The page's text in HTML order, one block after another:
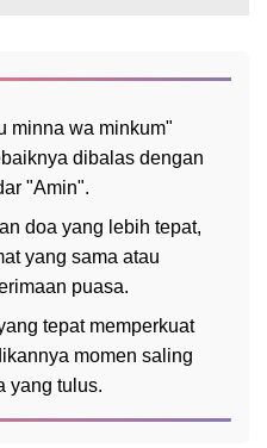
minna wa minkum"
dibalas dengan
"Amin".
doa yang lebih tepat,
yang sama atau
puasa.
tepat memperkuat
momen saling
yang tulus.